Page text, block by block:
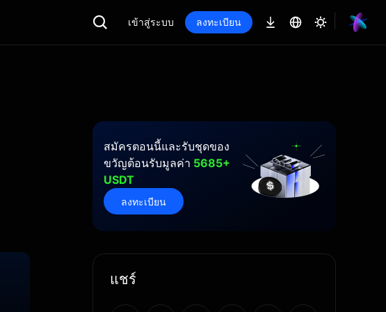
เข้าสู่ระบบ ลงทะเบียน
สมัครตอนนี้และรับชุดของ
ขวัญต้อนรับมูลค่า 5685+
USDT
ลงทะเบียน
แชร์